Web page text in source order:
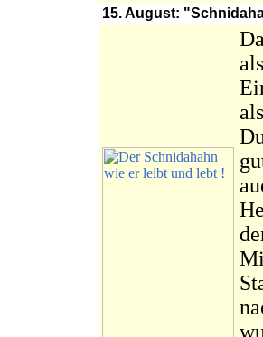
15. August: